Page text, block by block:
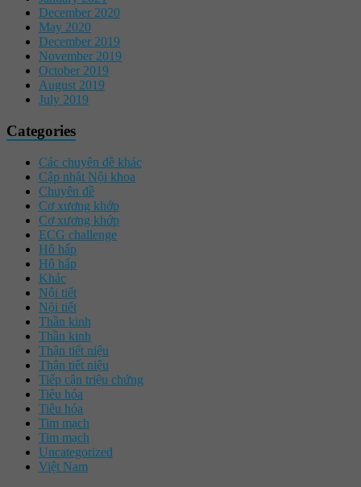
December 2020
May 2020
December 2019
November 2019
October 2019
August 2019
July 2019
Categories
Các chuyên đề khác
Cập nhật Nội khoa
Chuyên đề
Cơ xương khớp
Cơ xương khớp
ECG challenge
Hô hấp
Hô hấp
Khác
Nội tiết
Nội tiết
Thần kinh
Thần kinh
Thận tiết niệu
Thận tiết niệu
Tiếp cận triệu chứng
Tiêu hóa
Tiêu hóa
Tim mạch
Tim mạch
Uncategorized
Việt Nam